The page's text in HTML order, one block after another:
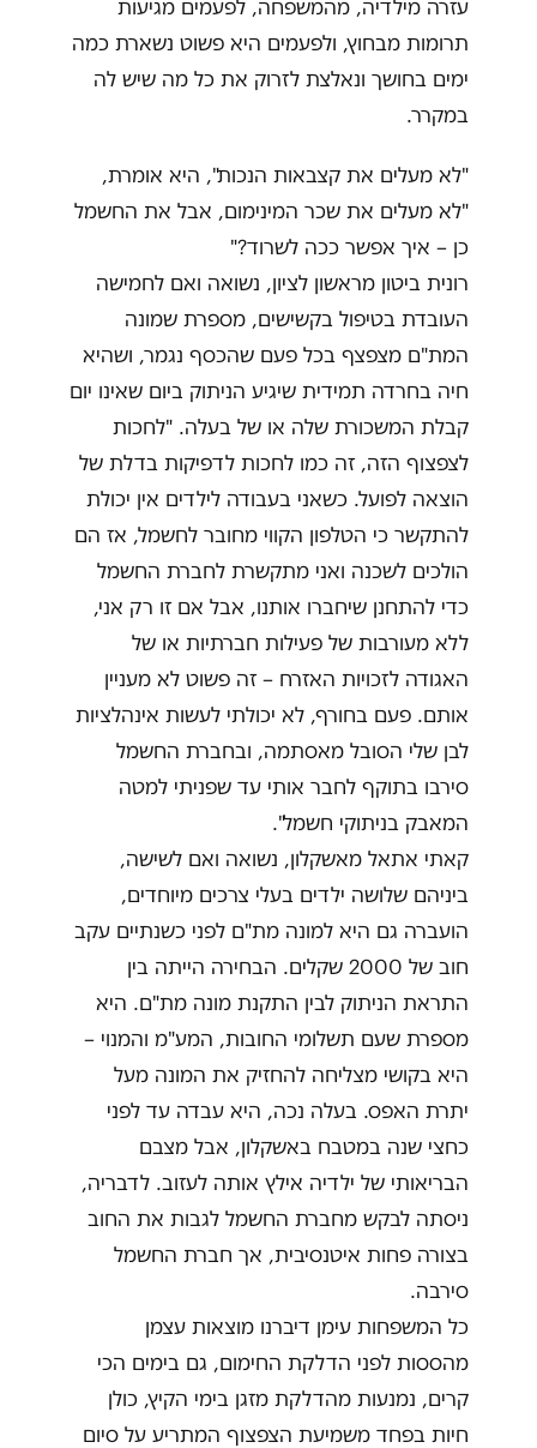
עזרה מילדיה, מהמשפחה, לפעמים מגיעות
תרומות מבחוץ, ולפעמים היא פשוט נשארת כמה
ימים בחושך ונאלצת לזרוק את כל מה שיש לה
במקרר.
"לא מעלים את קצבאות הנכות", היא אומרת,
"לא מעלים את שכר המינימום, אבל את החשמל
כן – איך אפשר ככה לשרוד?"
רונית ביטון מראשון לציון, נשואה ואם לחמישה
העובדת בטיפול בקשישים, מספרת שמונה
המת"ם מצפצף בכל פעם שהכסף נגמר, ושהיא
חיה בחרדה תמידית שיגיע הניתוק ביום שאינו יום
קבלת המשכורת שלה או של בעלה. "לחכות
לצפצוף הזה, זה כמו לחכות לדפיקות בדלת של
הוצאה לפועל. כשאני בעבודה לילדים אין יכולת
להתקשר כי הטלפון הקווי מחובר לחשמל, אז הם
הולכים לשכנה ואני מתקשרת לחברת החשמל
כדי להתחנן שיחברו אותנו, אבל אם זו רק אני,
ללא מעורבות של פעילות חברתיות או של
האגודה לזכויות האזרח – זה פשוט לא מעניין
אותם. פעם בחורף, לא יכולתי לעשות אינהלציות
לבן שלי הסובל מאסתמה, ובחברת החשמל
סירבו בתוקף לחבר אותי עד שפניתי למטה
המאבק בניתוקי חשמל".
קאתי אתאל מאשקלון, נשואה ואם לשישה,
ביניהם שלושה ילדים בעלי צרכים מיוחדים,
הועברה גם היא למונה מת"ם לפני כשנתיים עקב
חוב של 2000 שקלים. הבחירה הייתה בין
התראת הניתוק לבין התקנת מונה מת"ם. היא
מספרת שעם תשלומי החובות, המע"מ והמנוי –
היא בקושי מצליחה להחזיק את המונה מעל
יתרת האפס. בעלה נכה, היא עבדה עד לפני
כחצי שנה במטבח באשקלון, אבל מצבם
הבריאותי של ילדיה אילץ אותה לעזוב. לדבריה,
ניסתה לבקש מחברת החשמל לגבות את החוב
בצורה פחות איטנסיבית, אך חברת החשמל
סירבה.
כל המשפחות עימן דיברנו מוצאות עצמן
מהססות לפני הדלקת החימום, גם בימים הכי
קרים, נמנעות מהדלקת מזגן בימי הקיץ, כולן
חיות בפחד משמיעת הצפצוף המתריע על סיום